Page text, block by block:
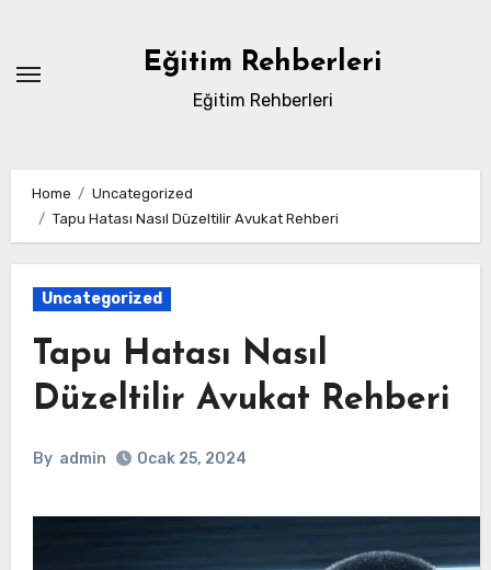
content
Eğitim Rehberleri
Eğitim Rehberleri
Home
Uncategorized
Tapu Hatası Nasıl Düzeltilir Avukat Rehberi
Uncategorized
Tapu Hatası Nasıl
Düzeltilir Avukat Rehberi
By admin Ocak 25, 2024